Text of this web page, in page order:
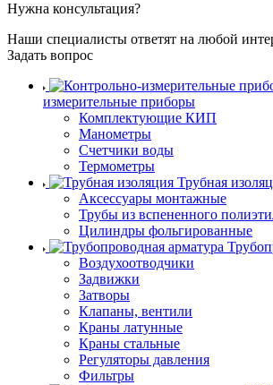
Нужна консультация?
Наши специалисты ответят на любой
Задать вопрос
измерительные приборы
Комплектующие КИП
Манометры
Счетчики воды
Термометры
Трубная
Аксессуары монтажные
Трубы из вспененного
Цилиндры фольгированные
Воздухоотводчики
Задвижки
Затворы
Клапаны, вентили
Краны латунные
Краны стальные
Регуляторы давления
Фильтры